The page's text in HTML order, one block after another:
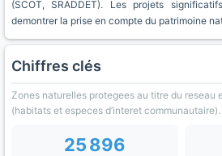
(SCOT, SRADDET). Les projets
demontrer la prise en compte du patrimoine
Chiffres clés
Zones naturelles protegees au titre du reseau
(habitats et especes d’interet communautaire).
25 896